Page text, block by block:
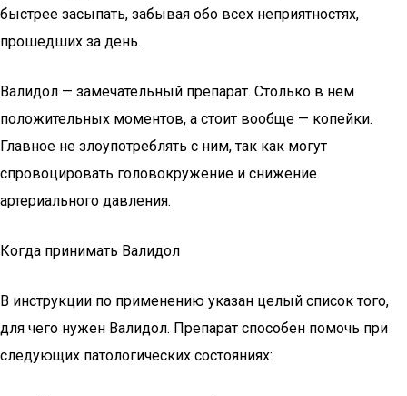
быстрее засыпать, забывая обо всех неприятностях,
прошедших за день.
Валидол — замечательный препарат. Столько в нем
положительных моментов, а стоит вообще — копейки.
Главное не злоупотреблять с ним, так как могут
спровоцировать головокружение и снижение
артериального давления.
Когда принимать Валидол
В инструкции по применению указан целый список того,
для чего нужен Валидол. Препарат способен помочь при
следующих патологических состояниях: